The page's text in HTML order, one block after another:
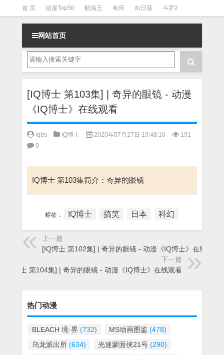
首 页 动漫Top50 航海王 有药 向日葵 斗罗2
斗罗3 火影 一拳超人 柯南 阴阳师 节目清单
网站首页
[IQ博士 第103集] | 奇异的眼镜 - 动漫
《IQ博士》在线观看
iqbs IQ博士 2020年07月27日 19:48:16
191
0
IQ博士 第103集简介：奇异的眼镜
标签： IQ博士 搞笑 日本 科幻
上一篇
[IQ博士 第102集] | 奇异的眼镜 - 动漫《IQ博士》在线观看
下一篇
[IQ博士 第104集] | 奇异的眼镜 - 动漫《IQ博士》在线观看
热门动漫
BLEACH 境·界 (732) MS动画图鉴 (478)
乌龙派出所 (634) 光速蒙面侠21号 (290)